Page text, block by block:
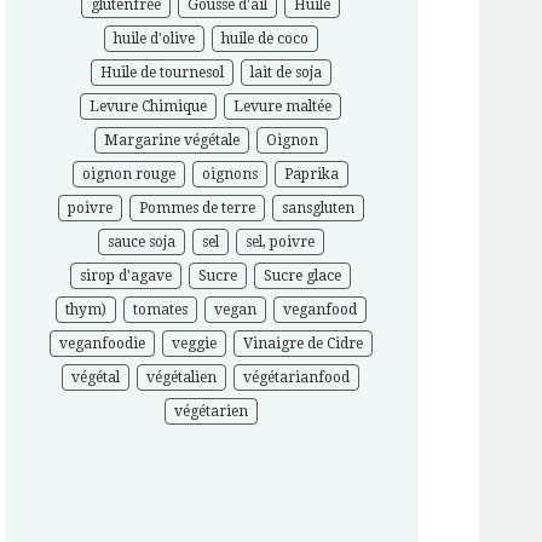
glutenfree
Gousse d'ail
Huile
huile d'olive
huile de coco
Huile de tournesol
lait de soja
Levure Chimique
Levure maltée
Margarine végétale
Oignon
oignon rouge
oignons
Paprika
poivre
Pommes de terre
sansgluten
sauce soja
sel
sel, poivre
sirop d'agave
Sucre
Sucre glace
thym)
tomates vegan
veganfood
veganfoodie
veggie
Vinaigre de Cidre
végétal
végétalien
végétarianfood
végétarien